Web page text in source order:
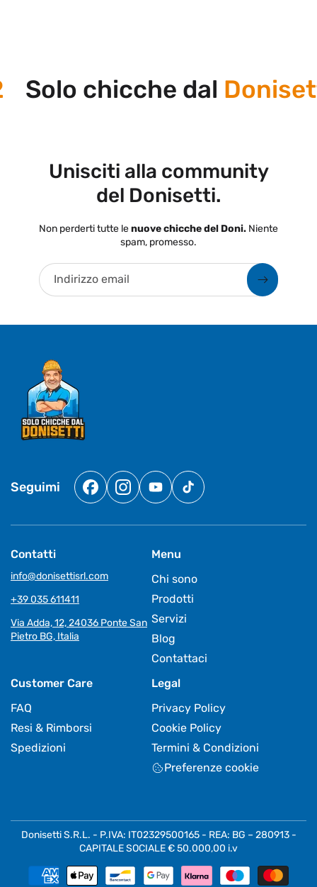
Solo chicche dal
Unisciti alla community
del Donisetti.
Non perderti tutte lenuove chicche del Doni. Niente
spam, promesso.
Indirizzo email
Seguimi
FacebookInstagram
YouTubeTikTok
Contatti
info@donisettisrl.com
+39 035 611411
Via Adda, 12, 24036 Ponte San
Pietro BG, Italia
Menu
Chi sono
Prodotti
Servizi
Blog
Contattaci
Customer Care
FAQ
Resi & Rimborsi
Spedizioni
Legal
Privacy Policy
Cookie Policy
Termini & Condizioni
Preferenze cookie
Donisetti S.R.L. - P.IVA: IT02329500165 - REA: BG – 280913 -
CAPITALE SOCIALE € 50.000,00 i.v
Metodi